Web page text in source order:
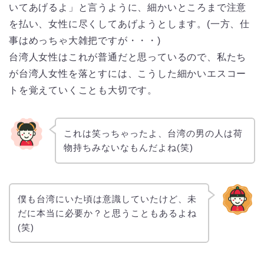
いてあげるよ」と言うように、細かいところまで注意
を払い、女性に尽くしてあげようとします。(一方、仕
事はめっちゃ大雑把ですが・・・)
台湾人女性はこれが普通だと思っているので、私たち
が台湾人女性を落とすには、こうした細かいエスコー
トを覚えていくことも大切です。
これは笑っちゃったよ、台湾の男の人は荷
物持ちみないなもんだよね(笑)
僕も台湾にいた頃は意識していたけど、未
だに本当に必要か？と思うこともあるよね
(笑)